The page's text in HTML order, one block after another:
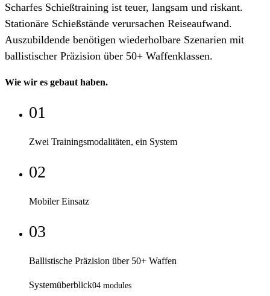
Scharfes Schießtraining ist teuer, langsam und riskant.
Stationäre Schießstände verursachen Reiseaufwand.
Auszubildende benötigen wiederholbare Szenarien mit
ballistischer Präzision über 50+ Waffenklassen.
Wie wir es gebaut haben.
01
Zwei Trainingsmodalitäten, ein System
02
Mobiler Einsatz
03
Ballistische Präzision über 50+ Waffen
Systemüberblick04 modules